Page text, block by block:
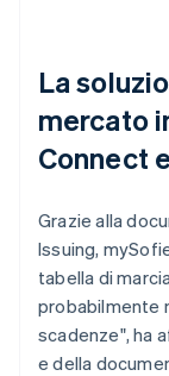
La
mercato
Connect
Grazie alla
Issuing,
tabella di
probabilmente
scadenze", ha
e della